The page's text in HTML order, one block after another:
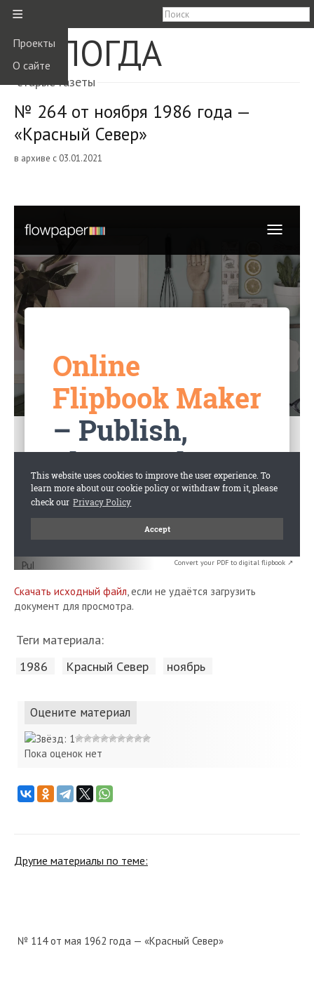
≡
Проекты
О сайте
ВОЛОГДА
старые газеты
№ 264 от ноября 1986 года —
«Красный Север»
в архиве с 03.01.2021
Convert your PDF to digital flipbook ↗
Скачать исходный файл, если не удаётся загрузить
документ для просмотра.
Теги материала:
1986 Красный Cевер ноябрь
Оцените материал
Пока оценок нет
Другие материалы по теме:
№ 114 от мая 1962 года — «Красный Север»